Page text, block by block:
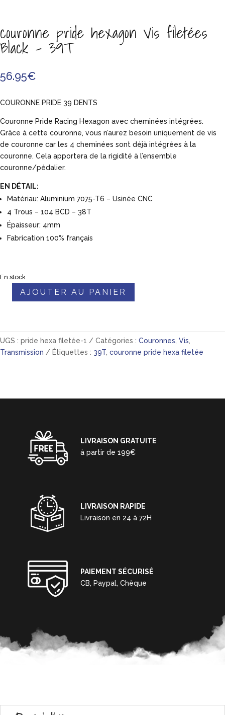
couronne pride hexagon Vis filetées
Black – 39T
56.95€
COURONNE PRIDE 39 DENTS
Couronne Pride Racing Hexagon avec cheminées intégrées.
Grâce à cette couronne, vous n’aurez besoin uniquement de vis
de couronne car les 4 cheminées sont déjà intégrées à la
couronne. Cela apportera de la rigidité à l’ensemble
couronne/pédalier.
EN DÉTAIL:
Matériau: Aluminium 7075-T6 – Usinée CNC
4 Trous – 104 BCD – 38T
Épaisseur: 4mm
​Fabrication 100% français
En stock
quantité
pride
hexagon
Vis
AJOUTER AU PANIER
UGS : pride hexa filetée-1 Catégories : Couronnes, Vis
Transmission
Étiquettes : 39T couronne pride hexa filetée
LIVRAISON GRATUITE
à partir de 199€
LIVRAISON RAPIDE
Livraison en 24 à 72H
PAIEMENT SÉCURISÉ
CB, Paypal, Chèque